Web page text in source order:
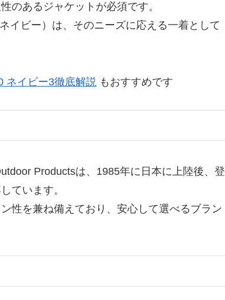
のあるジャケットが必須です。
イビー）は、そのニーズに応える一着として
ネイビー3徹底解説 もおすすめです
Productsは、1985年に日本に上陸後、登
ています。
性を兼ね備えており、安心して選べるブラン